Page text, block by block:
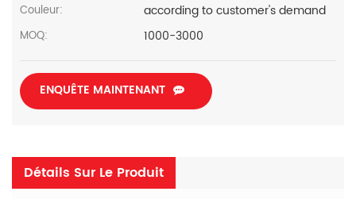
Couleur: according to customer's demand
MOQ: 1000-3000
ENQUÊTE MAINTENANT
Détails Sur Le Produit